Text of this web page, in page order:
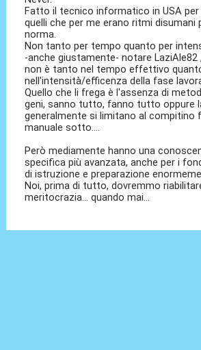
Fatto il tecnico informatico in USA per
quelli che per me erano ritmi disumani
norma.
Non tanto per tempo quanto per
-anche giustamente- notare
non è tanto nel tempo effettivo
nell'intensità/efficenza della fase
Quello che li frega è l'assenza di
geni, sanno tutto, fanno tutto oppure
generalmente si limitano al compitino
manuale sotto....
Però mediamente hanno una
specifica più avanzata, anche per i
di istruzione e preparazione
Noi, prima di tutto, dovremmo
meritocrazia... quando mai...